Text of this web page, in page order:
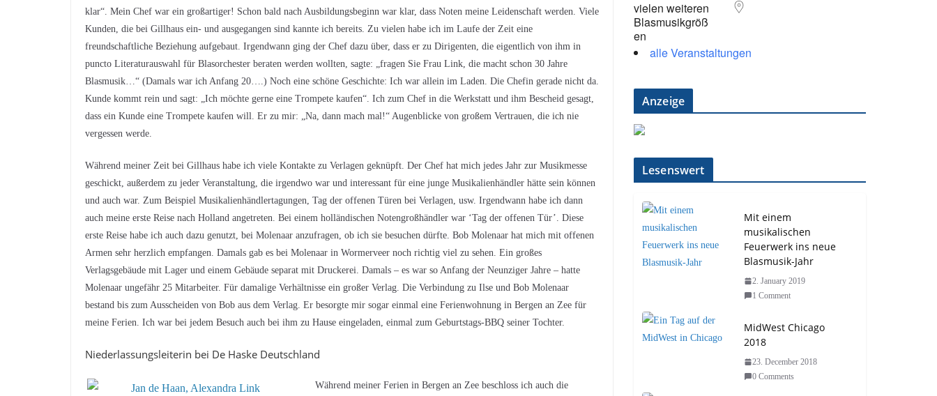
klar“. Mein Chef war ein großartiger! Schon bald nach Ausbildungsbeginn war klar, dass Noten meine Leidenschaft werden. Viele
Kunden, die bei Gillhaus ein- und ausgegangen sind kannte ich bereits. Zu vielen habe ich im Laufe der Zeit eine
freundschaftliche Beziehung aufgebaut. Irgendwann ging der Chef dazu über, dass er zu Dirigenten, die eigentlich von ihm in
puncto Literaturauswahl für Blasorchester beraten werden wollten, sagte: „fragen Sie Frau Link, die macht schon 30 Jahre
Blasmusik…“ (Damals war ich Anfang 20….) Noch eine schöne Geschichte: Ich war allein im Laden. Die Chefin gerade nicht da.
Kunde kommt rein und sagt: „Ich möchte gerne eine Trompete kaufen“. Ich zum Chef in die Werkstatt und ihm Bescheid gesagt,
dass ein Kunde eine Trompete kaufen will. Er zu mir: „Na, dann mach mal!“ Augenblicke von großem Vertrauen, die ich nie
vergessen werde.
Während meiner Zeit bei Gillhaus habe ich viele Kontakte zu Verlagen geknüpft. Der Chef hat mich jedes Jahr zur Musikmesse
geschickt, außerdem zu jeder Veranstaltung, die irgendwo war und interessant für eine junge Musikalienhändler hätte sein können
und auch war. Zum Beispiel Musikalienhändlertagungen, Tag der offenen Türen bei Verlagen, usw. Irgendwann habe ich dann
auch meine erste Reise nach Holland angetreten. Bei einem holländischen Notengroßhändler war ‘Tag der offenen Tür’. Diese
erste Reise habe ich auch dazu genutzt, bei Molenaar anzufragen, ob ich sie besuchen dürfte. Bob Molenaar hat mich mit offenen
Armen sehr herzlich empfangen. Damals gab es bei Molenaar in Wormerveer noch richtig viel zu sehen. Ein großes
Verlagsgebäude mit Lager und einem Gebäude separat mit Druckerei. Damals – es war so Anfang der Neunziger Jahre – hatte
Molenaar ungefähr 25 Mitarbeiter. Für damalige Verhältnisse ein großer Verlag. Die Verbindung zu Ilse und Bob Molenaar
bestand bis zum Ausscheiden von Bob aus dem Verlag. Er besorgte mir sogar einmal eine Ferienwohnung in Bergen an Zee für
meine Ferien. Ich war bei jedem Besuch auch bei ihm zu Hause eingeladen, einmal zum Geburtstags-BBQ seiner Tochter.
Niederlassungsleiterin bei De Haske Deutschland
Während meiner Ferien in Bergen an Zee beschloss ich auch die
alle Veranstaltungen
Anzeige
Lesenswert
Mit einem
musikalischen
Feuerwerk ins neue
Blasmusik-Jahr
2. January 2019
1 Comment
MidWest Chicago
2018
23. December 2018
0 Comments